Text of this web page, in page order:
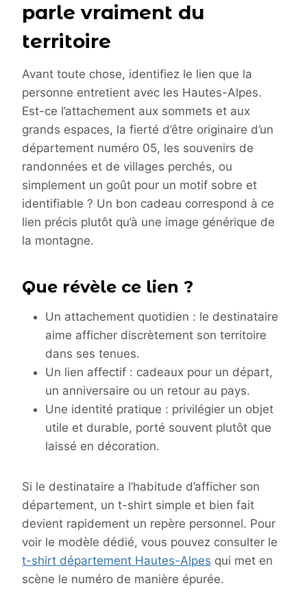
parle vraiment du
territoire
Avant toute chose, identifiez le lien que la
personne entretient avec les Hautes-Alpes.
Est-ce l’attachement aux sommets et aux
grands espaces, la fierté d’être originaire d’un
département numéro 05, les souvenirs de
randonnées et de villages perchés, ou
simplement un goût pour un motif sobre et
identifiable ? Un bon cadeau correspond à ce
lien précis plutôt qu’à une image générique de
la montagne.
Que révèle ce lien ?
Un attachement quotidien : le destinataire
aime afficher discrètement son territoire
dans ses tenues.
Un lien affectif : cadeaux pour un départ,
un anniversaire ou un retour au pays.
Une identité pratique : privilégier un objet
utile et durable, porté souvent plutôt que
laissé en décoration.
Si le destinataire a l’habitude d’afficher son
département, un t-shirt simple et bien fait
devient rapidement un repère personnel. Pour
voir le modèle dédié, vous pouvez consulter le
t-shirt département Hautes-Alpes qui met en
scène le numéro de manière épurée.